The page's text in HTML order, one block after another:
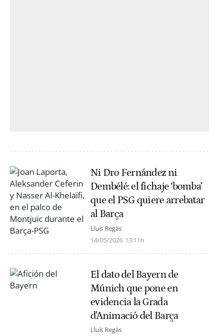
Ni Dro Fernández ni
Dembélé: el fichaje ‘bomba’
que el PSG quiere arrebatar
al Barça
Lluís Regàs
14/05/2026 13:11h
El dato del Bayern de
Múnich que pone en
evidencia la Grada
d'Animació del Barça
Lluís Regàs